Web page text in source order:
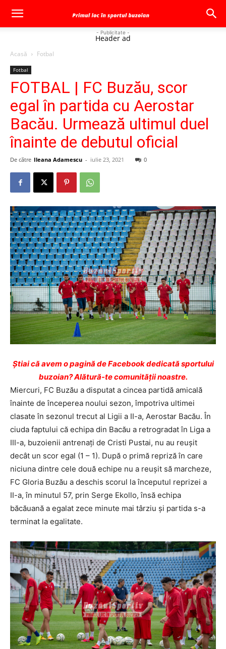
- Publicitate -
Header ad
Acasă Fotbal
Fotbal
FOTBAL | FC Buzău, scor
egal în partida cu Aerostar
Bacău. Urmează ultimul duel
înainte de debutul oficial
De către Ileana Adamescu - iulie 23, 2021 0
Ştiai că avem o pagină de Facebook dedicată sportului
buzoian? Alătură-te comunității noastre.
Miercuri, FC Buzău a disputat a cincea partidă amicală
înainte de începerea noului sezon, împotriva ultimei
clasate în sezonul trecut al Ligii a II-a, Aerostar Bacău. În
ciuda faptului că echipa din Bacău a retrogradat în Liga a
III-a, buzoienii antrenați de Cristi Pustai, nu au reușit
decât un scor egal (1 – 1). După o primă repriză în care
niciuna dintre cele două echipe nu a reușit să marcheze,
FC Gloria Buzău a deschis scorul la începutul reprizei a
II-a, în minutul 57, prin Serge Ekollo, însă echipa
băcăuană a egalat zece minute mai târziu şi partida s-a
terminat la egalitate.